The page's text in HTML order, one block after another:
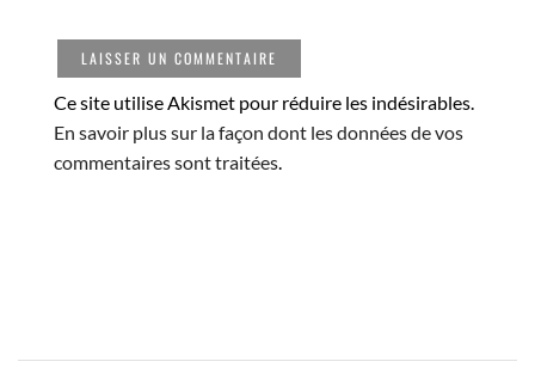
Ce site utilise Akismet pour réduire les indésirables.
En savoir plus sur la façon dont les données de vos
commentaires sont traitées